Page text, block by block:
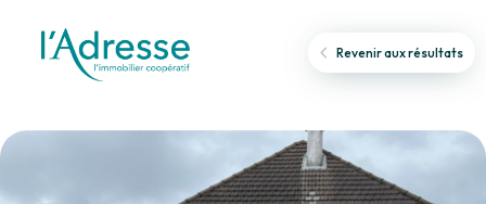
Revenir aux résultats